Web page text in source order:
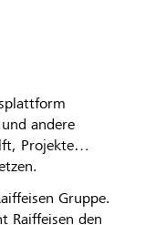
andere
Projekte
Gruppe.
Raiffeisen den